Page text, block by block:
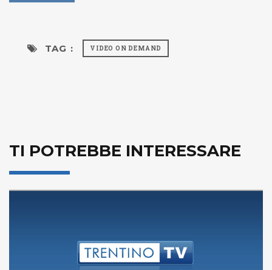
TAG : VIDEO ON DEMAND
TI POTREBBE INTERESSARE